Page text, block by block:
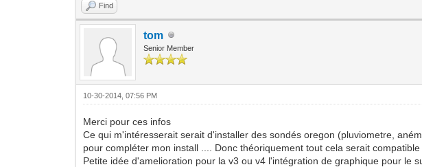
Find
tom
Senior Member
10-30-2014, 07:56 PM
Merci pour ces infos
Ce qui m'intéresserait serait d'installer des sondés oregon (pluviometre,
pour compléter mon install .... Donc théoriquement tout cela serait
Petite idée d'amelioration pour la v3 ou v4 l'intégration de graphique pour le